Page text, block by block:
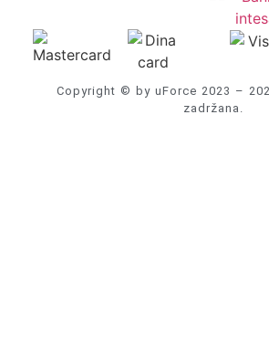
Copyright © by uForce 2023 –
zadržana.